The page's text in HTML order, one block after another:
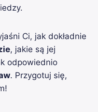
Ci, jak dokładnie
, jakie są jej
odpowiednio
. Przygotuj się,